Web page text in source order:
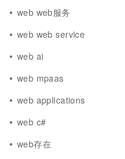
web web服务
web web service
web ai
web mpaas
web applications
web c#
web存在